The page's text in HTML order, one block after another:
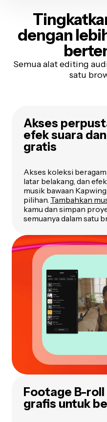
dengan
Semua alat editing
satu
Akses
efek suara
gratis
Akses koleksi
latar belakang, dan
musik bawaan
pilihan. Tambahkan
kamu dan simpan
semuanya dalam satu
Footage B-
grafis untuk